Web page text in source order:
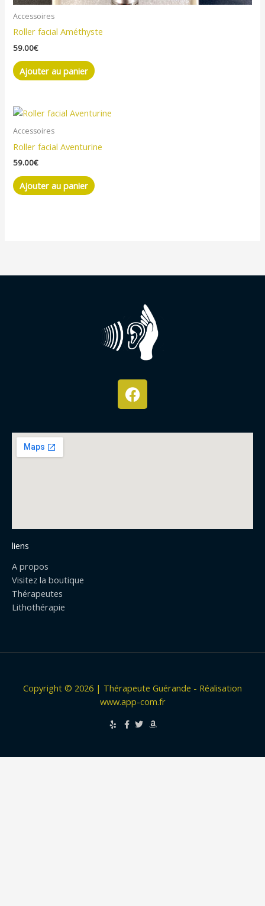
Accessoires
Roller facial Améthyste
59.00€
Ajouter au panier
Accessoires
Roller facial Aventurine
59.00€
Ajouter au panier
F
a
c
e
liens
A propos
Visitez la boutique
Thérapeutes
Lithothérapie
Copyright © 2026 | Thérapeute Guérande - Réalisation
www.app-com.fr